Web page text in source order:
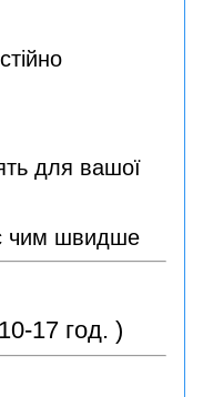
для вашої
чим швидше
17 год. )